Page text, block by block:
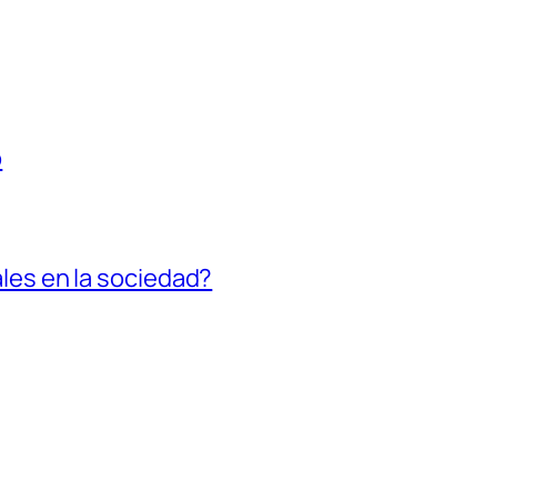
en la sociedad?